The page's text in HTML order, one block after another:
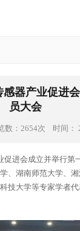
感器产业促进
员大会
：2654次 时间：
进会成立并举行第
、湖南师范大学、
技大学等专家学者